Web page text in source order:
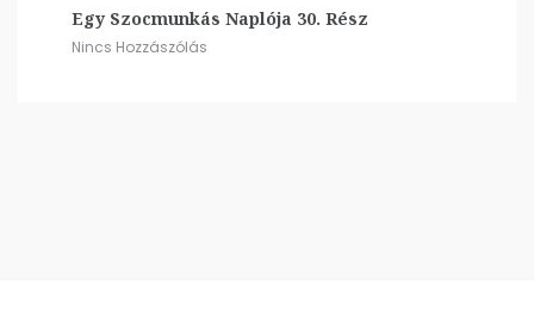
Egy Szocmunkás Naplója 30. Rész
Nincs Hozzászólás